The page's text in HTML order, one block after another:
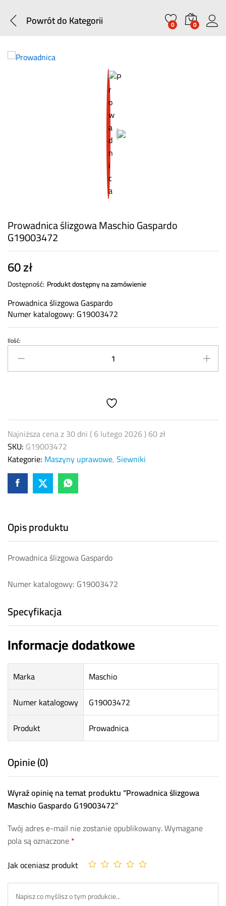
Powrót doKategorii 0 0
Prowadnica ślizgowa Maschio Gaspardo
G19003472
60zł
Dostępność: Produkt dostępny na zamówienie
Prowadnica ślizgowa Gaspardo
Numer katalogowy: G19003472
Prowadnica
ślizgowa
Maschio
Ilość:
Najniższa cena z 30 dni (6 lutego 2026)60zł
SKU: G19003472
Kategorie: Maszyny uprawowe,Siewniki
Opis produktu
Prowadnica ślizgowa Gaspardo
Numer katalogowy: G19003472
Specyfikacja
Informacje dodatkowe
Marka
Maschio
Numer katalogowy
G19003472
Produkt
Prowadnica
Opinie (0)
Wyraź opinię na temat produktu “Prowadnica ślizgowa
Maschio Gaspardo G19003472”
Twój adres e-mail nie zostanie opublikowany.Wymagane
pola są oznaczone*
Jak oceniasz produkt